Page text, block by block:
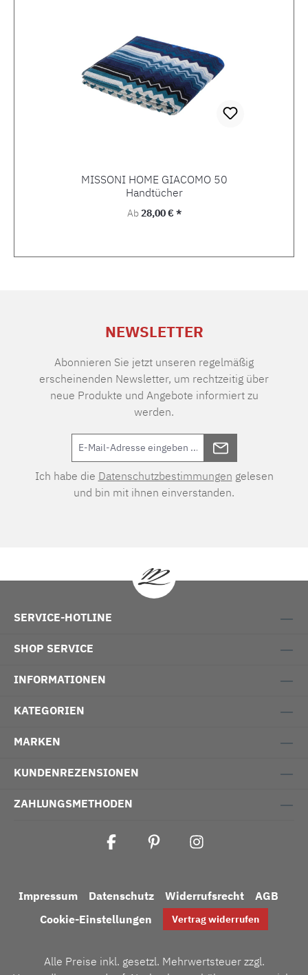
MISSONI HOME GIACOMO 50
Handtücher
Regulärer Preis:
Ab28,00 € *
NEWSLETTER
Abonnieren Sie jetzt unseren regelmäßig
erscheinenden Newsletter, um rechtzeitig über
neue Produkte und Angebote informiert zu
werden.
Ich habe die Datenschutzbestimmungen gelesen
und bin mit ihnen einverstanden.
SERVICE-HOTLINE
SHOP SERVICE
INFORMATIONEN
KATEGORIEN
MARKEN
KUNDENREZENSIONEN
ZAHLUNGSMETHODEN
Impressum Datenschutz Widerrufsrecht
AGB
Cookie-Einstellungen
Vertrag widerrufen
Alle Preise inkl. gesetzl. Mehrwertsteuer zzgl.